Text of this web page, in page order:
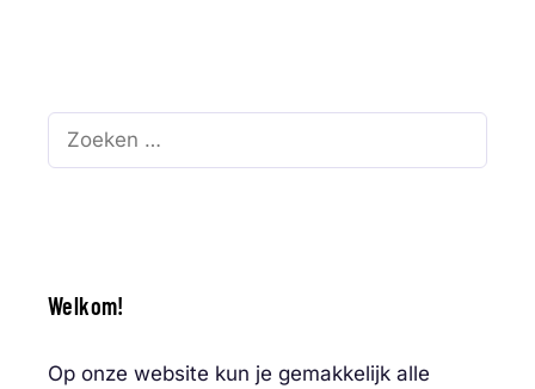
naar:
Welkom!
Op onze website kun je gemakkelijk alle